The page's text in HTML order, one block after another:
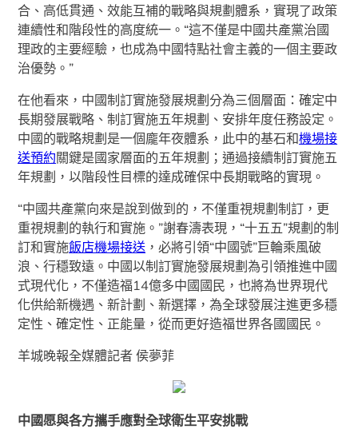
合、高低貫通、效能互補的戰略與規劃體系，實現了政策
連續性和階段性的高度統一。“這不僅是中國共產黨治國
理政的主要經驗，也成為中國特點社會主義的一個主要政
治優勢。”
在他看來，中國制訂實施發展規劃分為三個層面：確定中
長期發展戰略、制訂實施五年規劃、安排年度任務設定。
中國的戰略規劃是一個龐年夜體系，此中的基石和機場接
送預約關鍵是國家層面的五年規劃；通過接續制訂實施五
年規劃，以階段性目標的達成確保中長期戰略的實現。
“中國共產黨向來是說到做到的，不僅重視規劃制訂，更
重視規劃的執行和實施。”謝春濤表現，“十五五”規劃的制
訂和實施飯店機場接送 ，必將引領“中國號”巨輪乘風破
浪、行穩致遠。中國以制訂實施發展規劃為引領推進中國
式現代化，不僅造福14億多中國國民，也將為世界現代
化供給新機遇、新計劃、新選擇，為全球發展注進更多穩
定性、確定性、正能量，從而更好造福世界各國國民。
羊城晚報全媒體記者 侯夢菲
中國愿與各方攜手應對全球衛生平安挑戰